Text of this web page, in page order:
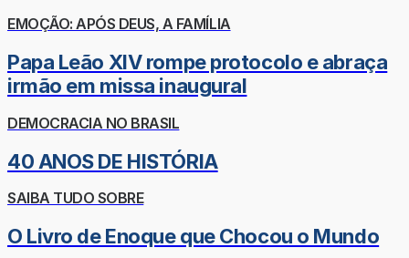
EMOÇÃO: APÓS DEUS, A FAMÍLIA
Papa Leão XIV rompe protocolo e abraça
irmão em missa inaugural
DEMOCRACIA NO BRASIL
40 ANOS DE HISTÓRIA
SAIBA TUDO SOBRE
O Livro de Enoque que Chocou o Mundo